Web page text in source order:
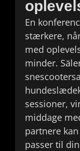
En
stærkere,
med
minder.
sessioner,
middage
partnere
passer til